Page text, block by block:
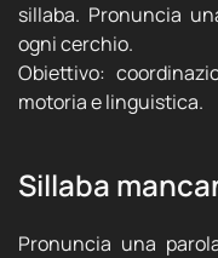
sillaba. Pronuncia
ogni cerchio.
Obiettivo:
motoria e linguistica.
Sillaba
Pronuncia una